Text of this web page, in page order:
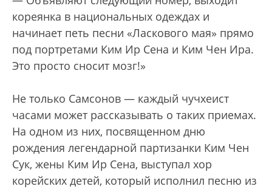
кореянка в национальных одеждах и
начинает петь песни «Ласкового мая» прямо
под портретами Ким Ир Сена и Ким Чен Ира.
Это просто сносит мозг!»
Не только Самсонов — каждый чучхеист
часами может рассказывать о таких приемах.
На одном из них, посвященном дню
рождения легендарной партизанки Ким Чен
Сук, жены Ким Ир Сена, выступал хор
корейских детей, который исполнил песню из